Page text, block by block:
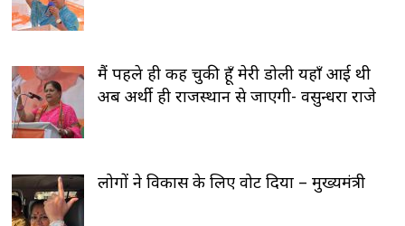
मैं पहले ही कह चुकी हूँ मेरी डोली यहाँ आई थी
अब अर्थी ही राजस्थान से जाएगी- वसुन्धरा राजे
लोगों ने विकास के लिए वोट दिया – मुख्यमंत्री